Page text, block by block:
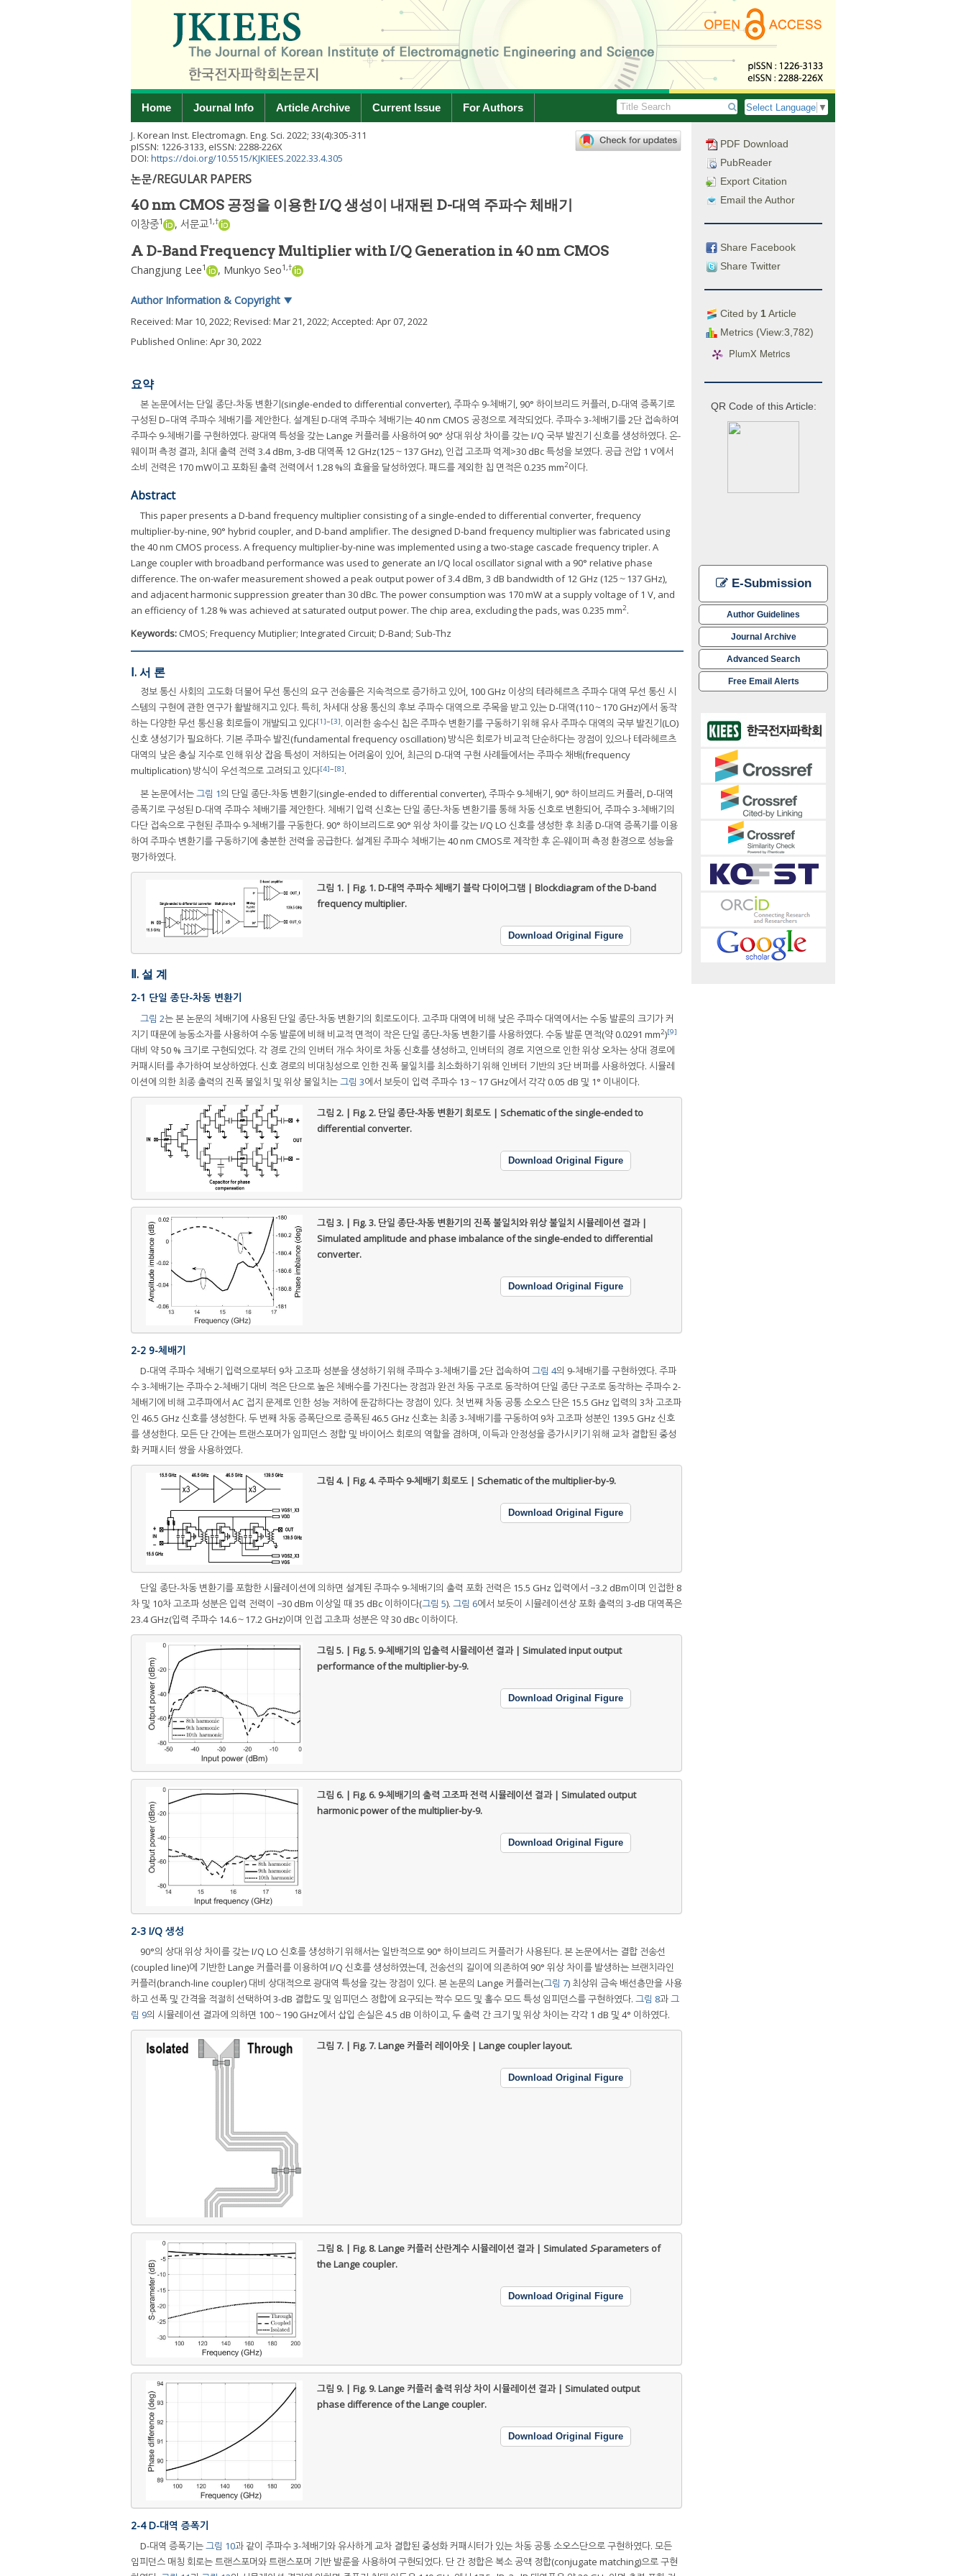
Home Journal Info Article Archive Current Issue For Authors Select Language ▼
PDF Download
PubReader
Export Citation
Email the Author
Share Facebook
Share Twitter
Cited by 1Article
Metrics (View:3,782)
PlumX Metrics
QR Code of this Article:
E-Submission
Author Guidelines
Journal Archive
Advanced Search
Free Email Alerts
J. Korean Inst. Electromagn. Eng. Sci. 2022; 33(4):305-311
pISSN: 1226-3133, eISSN: 2288-226X
DOI: https://doi.org/10.5515/KJKIEES.2022.33.4.305
논문/REGULAR PAPERS
40 nm CMOS 공정을 이용한 I/Q 생성이 내재된 D-대역 주파수 체배기
이창중1 , 서문교1 ,†
A D-Band Frequency Multiplier with I/Q Generation in 40 nm CMOS
Changjung Lee1 , Munkyo Seo1 ,†
Author Information & Copyright ▼
Received: Mar 10, 2022; Revised: Mar 21, 2022; Accepted: Apr 07, 2022
Published Online: Apr 30, 2022
요약
본 논문에서는 단일 종단-차동 변환기(single-ended to differential converter), 주파수 9-체배기, 90° 하이브리드 커플러, D-대역 증폭기로
구성된 D–대역 주파수 체배기를 제안한다. 설계된 D-대역 주파수 체배기는 40 nm CMOS 공정으로 제작되었다. 주파수 3-체배기를 2단 접속하여
주파수 9-체배기를 구현하였다. 광대역 특성을 갖는 Lange 커플러를 사용하여 90° 상대 위상 차이를 갖는 I/Q 국부 발진기 신호를 생성하였다. 온-
웨이퍼 측정 결과, 최대 출력 전력 3.4 dBm, 3-dB 대역폭 12 GHz(125～137 GHz), 인접 고조파 억제>30 dBc 특성을 보였다. 공급 전압 1 V에서
소비 전력은 170 mW이고 포화된 출력 전력에서 1.28 %의 효율을 달성하였다. 패드를 제외한 칩 면적은 0.235 mm2이다.
Abstract
This paper presents a D-band frequency multiplier consisting of a single-ended to differential converter, frequency
multiplier-by-nine, 90° hybrid coupler, and D-band amplifier. The designed D-band frequency multiplier was fabricated using
the 40 nm CMOS process. A frequency multiplier-by-nine was implemented using a two-stage cascade frequency tripler. A
Lange coupler with broadband performance was used to generate an I/Q local oscillator signal with a 90° relative phase
difference. The on-wafer measurement showed a peak output power of 3.4 dBm, 3 dB bandwidth of 12 GHz (125～137 GHz),
and adjacent harmonic suppression greater than 30 dBc. The power consumption was 170 mW at a supply voltage of 1 V, and
an efficiency of 1.28 % was achieved at saturated output power. The chip area, excluding the pads, was 0.235 mm2.
Keywords: CMOS; Frequency Mutiplier; Integrated Circuit; D-Band; Sub-Thz
Ⅰ. 서 론
정보 통신 사회의 고도화 더불어 무선 통신의 요구 전송률은 지속적으로 증가하고 있어, 100 GHz 이상의 테라헤르츠 주파수 대역 무선 통신 시
스템의 구현에 관한 연구가 활발해지고 있다. 특히, 차세대 상용 통신의 후보 주파수 대역으로 주목을 받고 있는 D-대역(110～170 GHz)에서 동작
하는 다양한 무선 통신용 회로들이 개발되고 있다[1]~[3]. 이러한 송수신 칩은 주파수 변환기를 구동하기 위해 유사 주파수 대역의 국부 발진기(LO)
신호 생성기가 필요하다. 기본 주파수 발진(fundamental frequency oscillation) 방식은 회로가 비교적 단순하다는 장점이 있으나 테라헤르츠
대역의 낮은 충실 지수로 인해 위상 잡음 특성이 저하되는 어려움이 있어, 최근의 D-대역 구현 사례들에서는 주파수 채배(frequency
multiplication) 방식이 우선적으로 고려되고 있다[4]~[8].
본 논문에서는그림 1의 단일 종단-차동 변환기(single-ended to differential converter), 주파수 9-체배기, 90° 하이브리드 커플러, D-대역
증폭기로 구성된 D-대역 주파수 체배기를 제안한다. 체배기 입력 신호는 단일 종단-차동 변환기를 통해 차동 신호로 변환되어, 주파수 3-체배기의
다단 접속으로 구현된 주파수 9-체배기를 구동한다. 90° 하이브리드로 90° 위상 차이를 갖는 I/Q LO 신호를 생성한 후 최종 D-대역 증폭기를 이용
하여 주파수 변환기를 구동하기에 충분한 전력을 공급한다. 설계된 주파수 체배기는 40 nm CMOS로 제작한 후 온-웨이퍼 측정 환경으로 성능을
평가하였다.
그림 1. | Fig. 1.D-대역 주파수 체배기 블락 다이어그램 | Blockdiagram of the D-band
frequency multiplier.
Download Original Figure
Ⅱ. 설 계
2-1 단일 종단-차동 변환기
그림 2는 본 논문의 체배기에 사용된 단일 종단-차동 변환기의 회로도이다. 고주파 대역에 비해 낮은 주파수 대역에서는 수동 발룬의 크기가 커
지기 때문에 능동소자를 사용하여 수동 발룬에 비해 비교적 면적이 작은 단일 종단-차동 변환기를 사용하였다. 수동 발룬 면적(약 0.0291 mm2)[9]
대비 약 50 % 크기로 구현되었다. 각 경로 간의 인버터 개수 차이로 차동 신호를 생성하고, 인버터의 경로 지연으로 인한 위상 오차는 상대 경로에
커패시터를 추가하여 보상하였다. 신호 경로의 비대칭성으로 인한 진폭 불일치를 최소화하기 위해 인버터 기반의 3단 버퍼를 사용하였다. 시뮬레
이션에 의한 최종 출력의 진폭 불일치 및 위상 불일치는그림 3에서 보듯이 입력 주파수 13～17 GHz에서 각각 0.05 dB 및 1° 이내이다.
그림 2. | Fig. 2. 단일 종단-차동 변환기 회로도 | Schematic of the single-ended to
differential converter.
Download Original Figure
그림 3. | Fig. 3. 단일 종단-차동 변환기의 진폭 불일치와 위상 불일치 시뮬레이션 결과 |
Simulated amplitude and phase imbalance of the single-ended to differential
converter.
Download Original Figure
2-2 9-체배기
D-대역 주파수 체배기 입력으로부터 9차 고조파 성분을 생성하기 위해 주파수 3-체배기를 2단 접속하여 그림 4의 9-체배기를 구현하였다. 주파
수 3-체배기는 주파수 2-체배기 대비 적은 단으로 높은 체배수를 가진다는 장점과 완전 차동 구조로 동작하여 단일 종단 구조로 동작하는 주파수 2-
체배기에 비해 고주파에서 AC 접지 문제로 인한 성능 저하에 둔감하다는 장점이 있다. 첫 번째 차동 공통 소오스 단은 15.5 GHz 입력의 3차 고조파
인 46.5 GHz 신호를 생성한다. 두 번째 차동 증폭단으로 증폭된 46.5 GHz 신호는 최종 3-체배기를 구동하여 9차 고조파 성분인 139.5 GHz 신호
를 생성한다. 모든 단 간에는 트랜스포머가 임피던스 정합 및 바이어스 회로의 역할을 겸하며, 이득과 안정성을 증가시키기 위해 교차 결합된 중성
화 커패시터 쌍을 사용하였다.
그림 4. | Fig. 4.주파수 9-체배기 회로도 | Schematic of the multiplier-by-9.
Download Original Figure
단일 종단-차동 변환기를 포함한 시뮬레이션에 의하면 설계된 주파수 9-체배기의 출력 포화 전력은 15.5 GHz 입력에서 −3.2 dBm이며 인접한 8
차 및 10차 고조파 성분은 입력 전력이 −30 dBm 이상일 때 35 dBc 이하이다(그림 5). 그림 6에서 보듯이 시뮬레이션상 포화 출력의 3-dB 대역폭은
23.4 GHz(입력 주파수 14.6～17.2 GHz)이며 인접 고초파 성분은 약 30 dBc 이하이다.
그림 5. | Fig. 5. 9-체배기의 입출력 시뮬레이션 결과 | Simulated input output
performance of the multiplier-by-9.
Download Original Figure
그림 6. | Fig. 6. 9-체배기의 출력 고조파 전력 시뮬레이션 결과 | Simulated output
harmonic power of the multiplier-by-9.
Download Original Figure
2-3 I/Q 생성
90°의 상대 위상 차이를 갖는 I/Q LO 신호를 생성하기 위해서는 일반적으로 90° 하이브리드 커플러가 사용된다. 본 논문에서는 결합 전송선
(coupled line)에 기반한 Lange 커플러를 이용하여 I/Q 신호를 생성하였는데, 전송선의 길이에 의존하여 90° 위상 차이를 발생하는 브랜치라인
커플러(branch-line coupler) 대비 상대적으로 광대역 특성을 갖는 장점이 있다. 본 논문의 Lange 커플러는(그림 7) 최상위 금속 배선층만을 사용
하고 선폭 및 간격을 적절히 선택하여 3-dB 결합도 및 임피던스 정합에 요구되는 짝수 모드 및 홀수 모드 특성 임피던스를 구현하였다. 그림 8과그
림 9의 시뮬레이션 결과에 의하면 100～190 GHz에서 삽입 손실은 4.5 dB 이하이고, 두 출력 간 크기 및 위상 차이는 각각 1 dB 및 4° 이하였다.
그림 7. | Fig. 7.Lange 커플러 레이아웃 | Lange coupler layout.
Download Original Figure
그림 8. | Fig. 8.Lange 커플러 산란계수 시뮬레이션 결과 | SimulatedS-parameters of
the Lange coupler.
Download Original Figure
그림 9. | Fig. 9.Lange 커플러 출력 위상 차이 시뮬레이션 결과 | Simulated output
phase difference of the Lange coupler.
Download Original Figure
2-4 D-대역 증폭기
D-대역 증폭기는그림 10과 같이 주파수 3-체배기와 유사하게 교차 결합된 중성화 커패시터가 있는 차동 공통 소오스단으로 구현하였다. 모든
임피던스 매칭 회로는 트랜스포머와 트랜스포머 기반 발룬을 사용하여 구현되었다. 단 간 정합은 복소 공액 정합(conjugate matching)으로 구현